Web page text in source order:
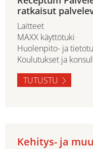
ratkaisut
Laitteet
MAXX käyttötuki
Huolenpito- ja
Koulutukset ja
TUTUSTU
Kehitys- ja